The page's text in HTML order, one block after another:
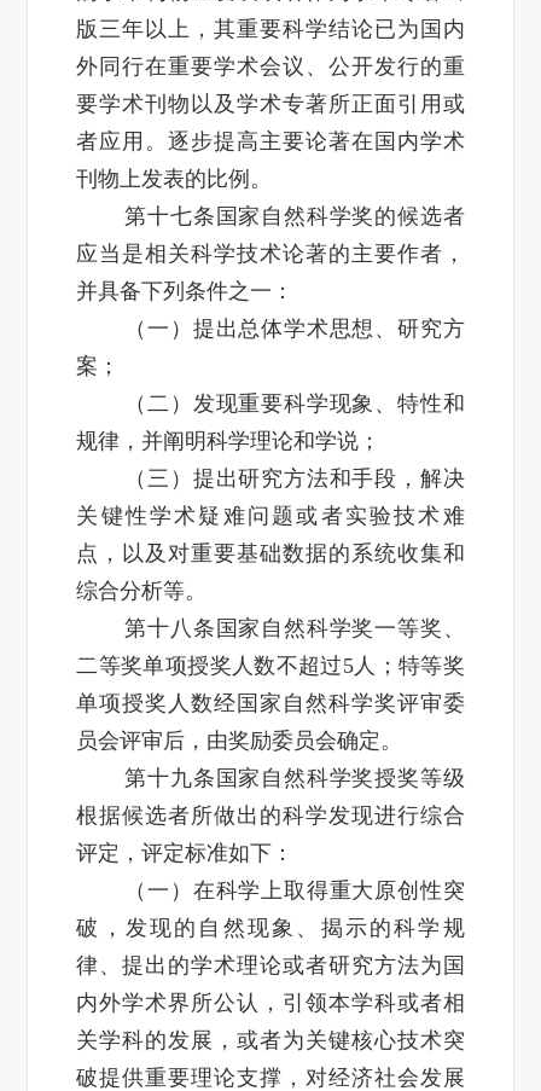
版三年以上，其重要科学结论已为国内
外同行在重要学术会议、公开发行的重
要学术刊物以及学术专著所正面引用或
者应用。逐步提高主要论著在国内学术
刊物上发表的比例。
第十七条国家自然科学奖的候选者
应当是相关科学技术论著的主要作者，
并具备下列条件之一：
（一）提出总体学术思想、研究方
案；
（二）发现重要科学现象、特性和
规律，并阐明科学理论和学说；
（三）提出研究方法和手段，解决
关键性学术疑难问题或者实验技术难
点，以及对重要基础数据的系统收集和
综合分析等。
第十八条国家自然科学奖一等奖、
二等奖单项授奖人数不超过5人；特等奖
单项授奖人数经国家自然科学奖评审委
员会评审后，由奖励委员会确定。
第十九条国家自然科学奖授奖等级
根据候选者所做出的科学发现进行综合
评定，评定标准如下：
（一）在科学上取得重大原创性突
破，发现的自然现象、揭示的科学规
律、提出的学术理论或者研究方法为国
内外学术界所公认，引领本学科或者相
关学科的发展，或者为关键核心技术突
破提供重要理论支撑，对经济社会发展